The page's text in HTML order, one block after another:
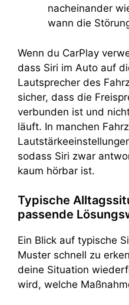
nacheinander
wann die
Wenn du CarPlay
dass Siri im Auto auf
Lautsprecher des
sicher, dass die
verbunden ist und
läuft. In manchen
sodass Siri zwar
kaum hörbar ist.
Typische
passende
Ein Blick auf typische
Muster schnell zu
deine Situation
wird, welche